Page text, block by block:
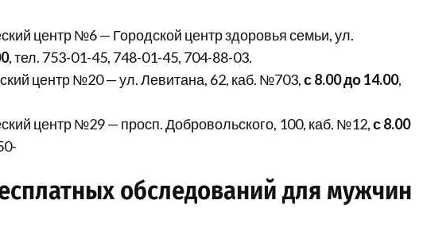
центр №6 — Городской центр здоровья семьи, ул.
, тел. 753-01-45, 748-01-45, 704-88-03.
центр №20 — ул. Левитана, 62, каб. №703,с 8.00 до 14.00,
центр №29 — просп. Добровольского, 100, каб. №12,с 8.00
обследований для мужчин